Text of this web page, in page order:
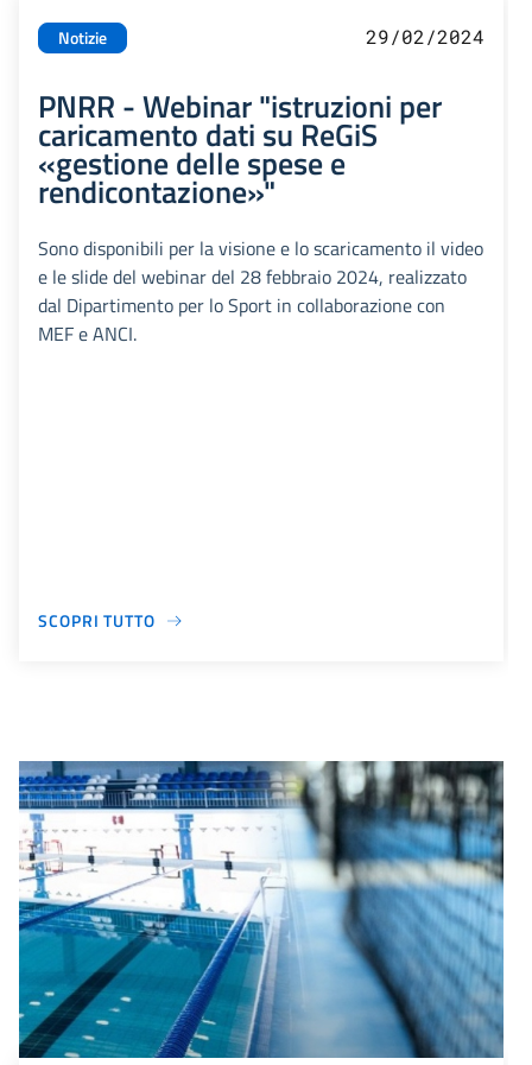
Notizie 29/02/2024
PNRR - Webinar "istruzioni per
caricamento dati su ReGiS
«gestione delle spese e
rendicontazione»"
Sono disponibili per la visione e lo scaricamento il video
e le slide del webinar del 28 febbraio 2024, realizzato
dal Dipartimento per lo Sport in collaborazione con
MEF e ANCI.
SCOPRI TUTTO